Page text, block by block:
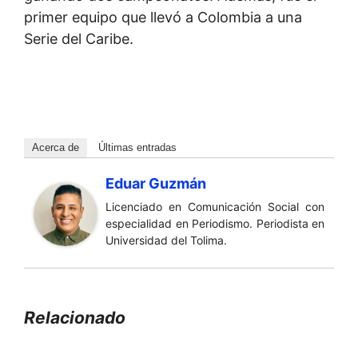
primer equipo que llevó a Colombia a una
Serie del Caribe.
Acerca de Últimas entradas
Eduar Guzmán
Licenciado en Comunicación Social con
especialidad en Periodismo. Periodista en
Universidad del Tolima.
Relacionado